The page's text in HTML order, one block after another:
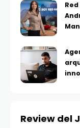
Review del